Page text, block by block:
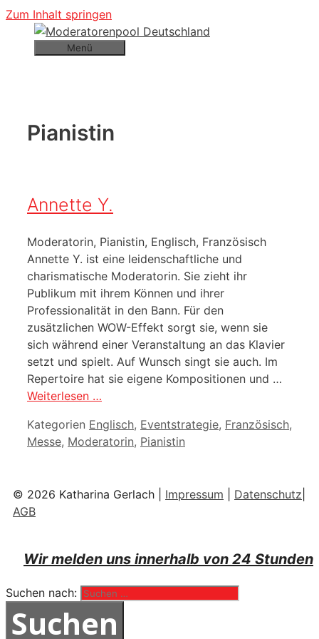
Zum Inhalt springen
Menü
Pianistin
Annette Y.
Moderatorin, Pianistin, Englisch, Französisch
Annette Y. ist eine leidenschaftliche und
charismatische Moderatorin. Sie zieht ihr
Publikum mit ihrem Können und ihrer
Professionalität in den Bann. Für den
zusätzlichen WOW-Effekt sorgt sie, wenn sie
sich während einer Veranstaltung an das Klavier
setzt und spielt. Auf Wunsch singt sie auch. Im
Repertoire hat sie eigene Kompositionen und …
Weiterlesen …
Kategorien Englisch, Eventstrategie, Französisch,
Messe, Moderatorin, Pianistin
© 2026 Katharina Gerlach | Impressum Datenschutz
AGB
Wir melden uns innerhalb von 24 Stunden
Suchen nach: